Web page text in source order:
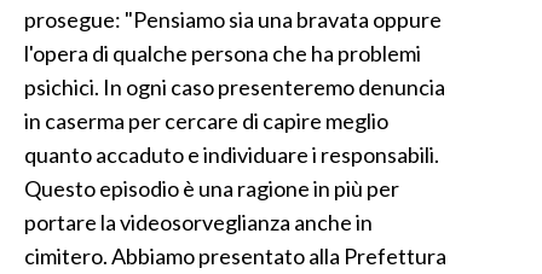
INFO AZIENDE
ABBONATI
ANNUNCI
NECROLOGI
PUBBLICITÀ
SPIAGGE
STORE
prosegue: "Pensiamo sia una bravata oppure
l'opera di qualche persona che ha problemi
psichici. In ogni caso presenteremo denuncia
in caserma per cercare di capire meglio
quanto accaduto e individuare i responsabili.
Questo episodio è una ragione in più per
portare la videosorveglianza anche in
cimitero. Abbiamo presentato alla Prefettura